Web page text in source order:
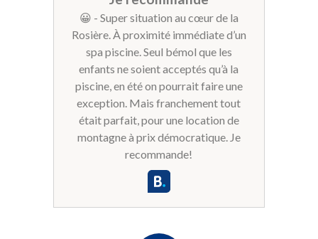
appréciée, le budget vacances
représentant un coût important pour
une famille.Globalement, nous
sommes extrêmement satisfaits de
notre séjour. Merci à toute l'équipe et
bonne continuation.
😀 - Super situation au cœur de la
Rosière. À proximité immédiate d’un
spa piscine. Seul bémol que les
enfants ne soient acceptés qu’à la
piscine, en été on pourrait faire une
exception. Mais franchement tout
était parfait, pour une location de
montagne à prix démocratique. Je
recommande!